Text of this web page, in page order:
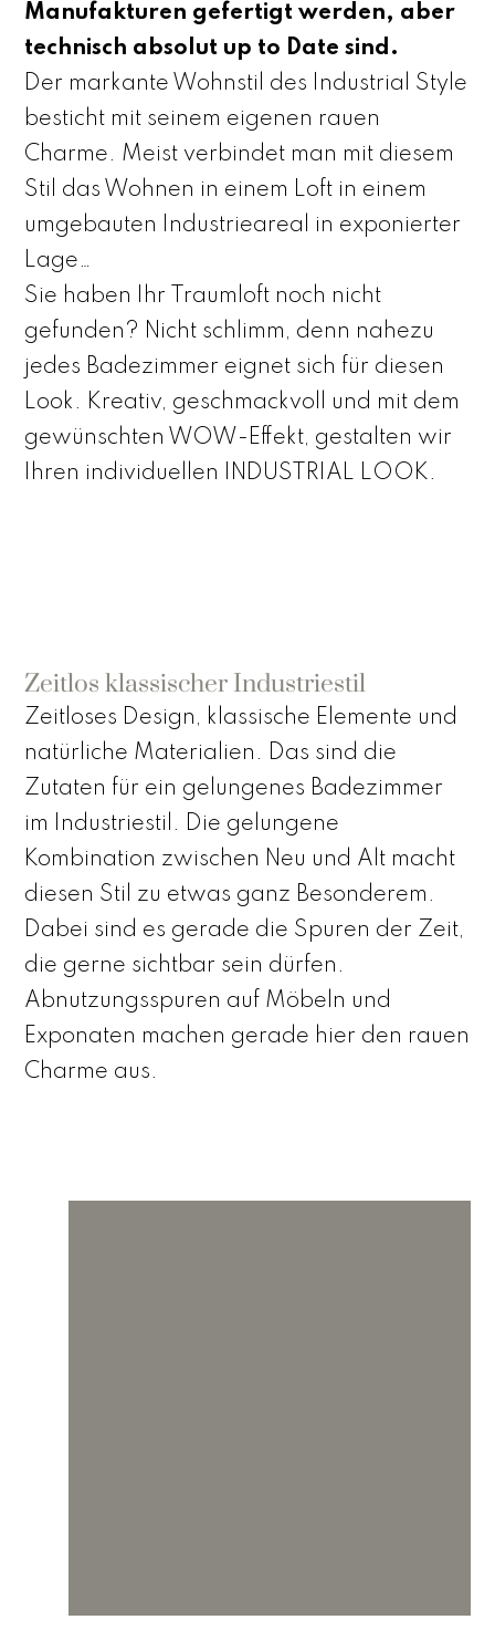
Manufakturen gefertigt werden, aber
technisch absolut up to Date sind.
Der markante Wohnstil des Industrial Style
besticht mit seinem eigenen rauen
Charme. Meist verbindet man mit diesem
Stil das Wohnen in einem Loft in einem
umgebauten Industrieareal in exponierter
Lage…
Sie haben Ihr Traumloft noch nicht
gefunden? Nicht schlimm, denn nahezu
jedes Badezimmer eignet sich für diesen
Look. Kreativ, geschmackvoll und mit dem
gewünschten WOW-Effekt, gestalten wir
Ihren individuellen INDUSTRIAL LOOK.
Zeitlos klassischer Industriestil
Zeitloses Design, klassische Elemente und
natürliche Materialien. Das sind die
Zutaten für ein gelungenes Badezimmer
im Industriestil. Die gelungene
Kombination zwischen Neu und Alt macht
diesen Stil zu etwas ganz Besonderem.
Dabei sind es gerade die Spuren der Zeit,
die gerne sichtbar sein dürfen.
Abnutzungsspuren auf Möbeln und
Exponaten machen gerade hier den rauen
Charme aus.